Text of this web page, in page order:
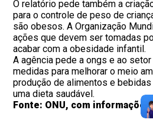
O relatório pede também a
para o controle de peso de
são obesos. A Organização
ações que devem ser tomadas
acabar com a obesidade infantil.
A agência pede a ongs e ao
medidas para melhorar o meio
produção de alimentos e
uma dieta saudável.
Fonte: ONU, com informações